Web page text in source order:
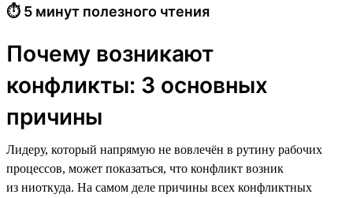
⏱ 5 минут полезного чтения
Почему возникают
конфликты: 3 основных
причины
Лидеру, который напрямую не вовлечён в рутину рабочих
процессов, может показаться, что конфликт возник
из ниоткуда. На самом деле причины всех конфликтных